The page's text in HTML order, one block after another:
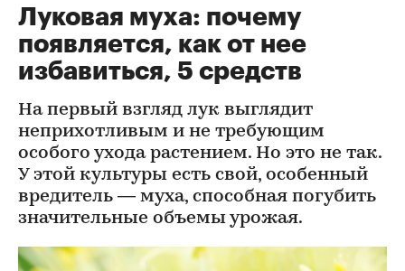
Луковая муха: почему
появляется, как от нее
избавиться, 5 средств
На первый взгляд лук выглядит
неприхотливым и не требующим
особого ухода растением. Но это не так.
У этой культуры есть свой, особенный
вредитель — муха, способная погубить
значительные объемы урожая.